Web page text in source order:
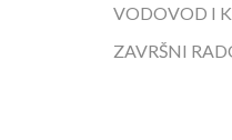
VODOVOD I
ZAVRŠNI